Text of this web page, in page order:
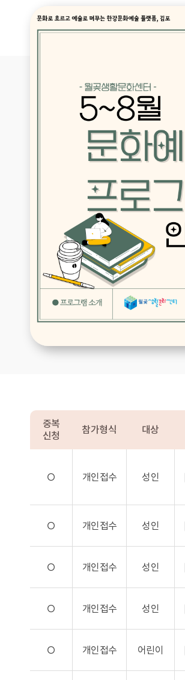
중복
신청
참가형식 대상
O 개인접수 성인
O 개인접수 성인
O 개인접수 성인
O 개인접수 성인
O 개인접수 어린이